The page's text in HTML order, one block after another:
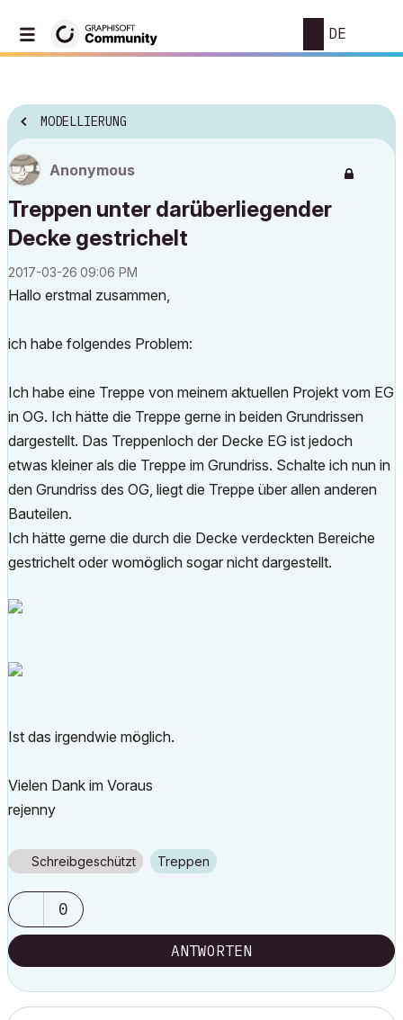
DE
MODELLIERUNG
Anonymous
Treppen unter darüberliegender
Decke gestrichelt
‎2017-03-26 09:06 PM
Hallo erstmal zusammen,
ich habe folgendes Problem:
Ich habe eine Treppe von meinem aktuellen Projekt vom EG
in OG. Ich hätte die Treppe gerne in beiden Grundrissen
dargestellt. Das Treppenloch der Decke EG ist jedoch
etwas kleiner als die Treppe im Grundriss. Schalte ich nun in
den Grundriss des OG, liegt die Treppe über allen anderen
Bauteilen.
Ich hätte gerne die durch die Decke verdeckten Bereiche
gestrichelt oder womöglich sogar nicht dargestellt.
Ist das irgendwie möglich.
Vielen Dank im Voraus
rejenny
Schreibgeschützt Treppen
0
ANTWORTEN